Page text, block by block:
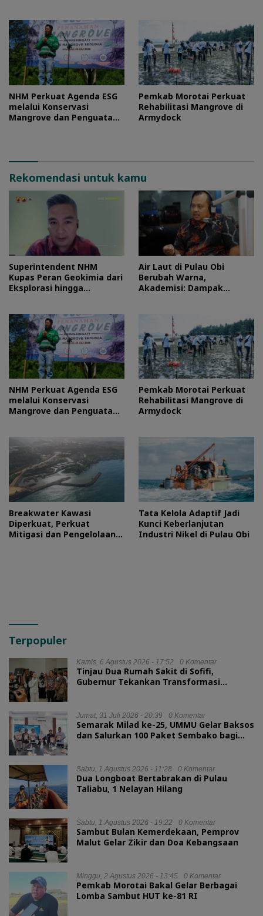
NHM Perkuat Agenda ESG
melalui Konservasi
Mangrove dan Penguatan
Pemkab Morotai Perkuat
Rehabilitasi Mangrove di
Armydock
Rekomendasi untuk kamu
Superintendent NHM
Kupas Peran Geokimia dari
Eksplorasi hingga
Air Laut di Pulau Obi
Berubah Warna,
Akademisi: Dampak
NHM Perkuat Agenda ESG
melalui Konservasi
Mangrove dan Penguatan
Pemkab Morotai Perkuat
Rehabilitasi Mangrove di
Armydock
Breakwater Kawasi
Diperkuat, Perkuat
Mitigasi dan Pengelolaan
Tata Kelola Adaptif Jadi
Kunci Keberlanjutan
Industri Nikel di Pulau Obi
Terpopuler
Kamis, 6 Agustus 2026 - 17:52 0 Komentar
Tinjau Dua Rumah Sakit di Sofifi,
Gubernur Tekankan Transformasi
Jumat, 31 Juli 2026 - 20:39 0 Komentar
Semarak Milad ke-25, UMMU Gelar Baksos
dan Salurkan 100 Paket Sembako bagi
Sabtu, 1 Agustus 2026 - 11:28 0 Komentar
Dua Longboat Bertabrakan di Pulau
Taliabu, 1 Nelayan Hilang
Sabtu, 1 Agustus 2026 - 19:22 0 Komentar
Sambut Bulan Kemerdekaan, Pemprov
Malut Gelar Zikir dan Doa Kebangsaan
Minggu, 2 Agustus 2026 - 13:45 0 Komentar
Pemkab Morotai Bakal Gelar Berbagai
Lomba Sambut HUT ke-81 RI